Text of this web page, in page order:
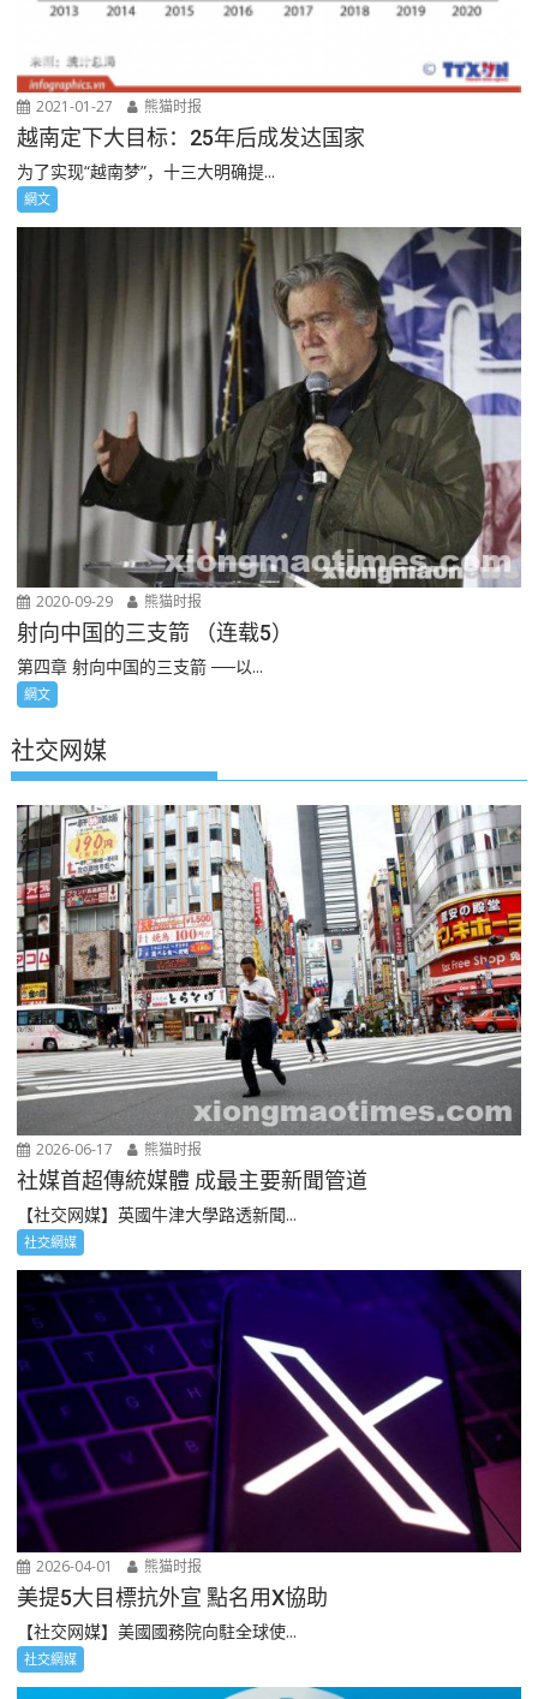
2021-01-27 熊猫时报
越南定下大目标：25年后成发达国家
为了实现“越南梦”，十三大明确提...
網文
2020-09-29 熊猫时报
射向中国的三支箭 （连载5）
第四章 射向中国的三支箭 ──以...
網文
社交网媒
2026-06-17 熊猫时报
社媒首超傳統媒體 成最主要新聞管道
【社交网媒】英國牛津大學路透新聞...
社交網媒
2026-04-01 熊猫时报
美提5大目標抗外宣 點名用X協助
【社交网媒】美國國務院向駐全球使...
社交網媒